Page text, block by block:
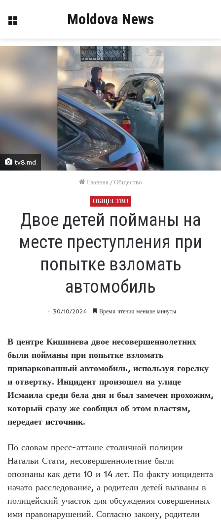
Меню Moldova News
tv8.md
Главная /Общество
ОБЩЕСТВО
Двое детей пойманы на
месте преступления при
попытке взломать
автомобиль
30/10/2024 Время чтения меньше минуты
В центре Кишинева двое несовершеннолетних
были пойманы при попытке взломать
припаркованный автомобиль, используя горелку
и отвертку. Инцидент произошел на улице
Исмаила среди бела дня и был замечен прохожим,
который сразу же сообщил об этом властям,
передает источник.
По словам пресс-атташе столичной полиции
Натальи Стати, несовершеннолетние были
опознаны как дети 10 и 14 лет. По факту инцидента
начато расследование, а родители детей вызваны в
полицейский участок для обсуждения совершенных
ими правонарушений. Согласно закону, родители